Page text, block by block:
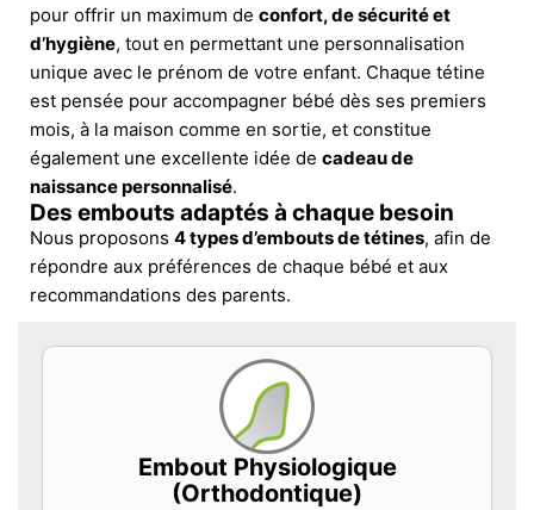
pour offrir un maximum de confort, de sécurité et
d’hygiène, tout en permettant une personnalisation
unique avec le prénom de votre enfant. Chaque tétine
est pensée pour accompagner bébé dès ses premiers
mois, à la maison comme en sortie, et constitue
également une excellente idée de cadeau de
naissance personnalisé.
Des embouts adaptés à chaque besoin
Nous proposons 4 types d’embouts de tétines, afin de
répondre aux préférences de chaque bébé et aux
recommandations des parents.
Embout Physiologique
(Orthodontique)